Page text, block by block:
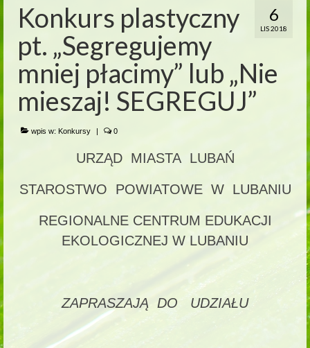
6
LIS 2018
Konkurs plastyczny
pt. „Segregujemy
mniej płacimy” lub „Nie
mieszaj! SEGREGUJ”
wpis w: Konkursy | 0
URZĄD MIASTA LUBAŃ
STAROSTWO POWIATOWE W LUBANIU
REGIONALNE CENTRUM EDUKACJI
EKOLOGICZNEJ W LUBANIU
ZAPRASZAJĄ DO UDZIAŁU